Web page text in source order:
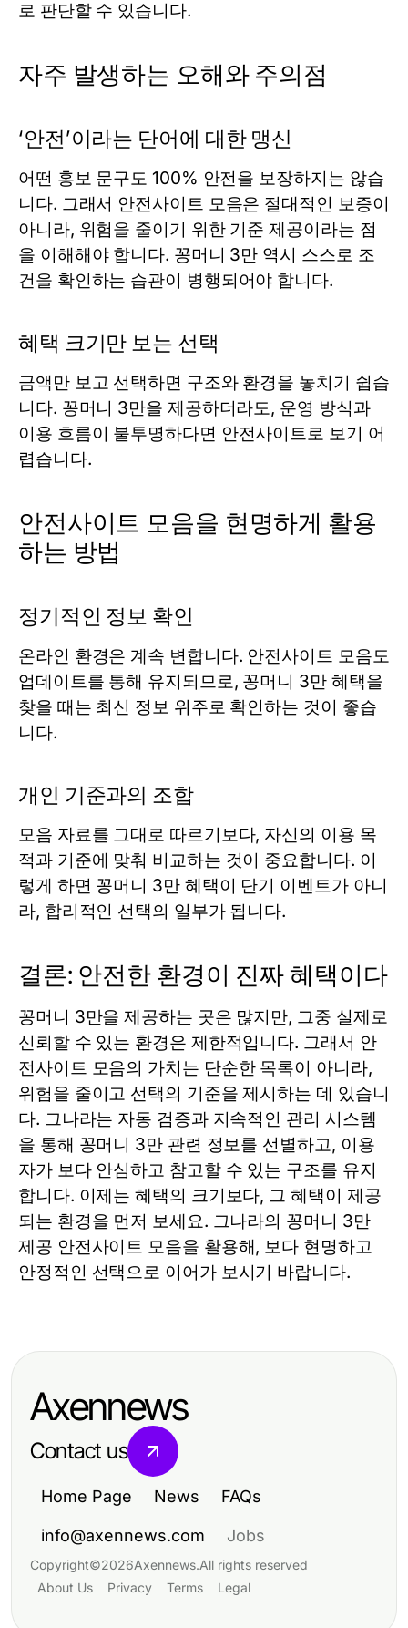
로 판단할 수 있습니다.
자주 발생하는 오해와 주의점
‘안전’이라는 단어에 대한 맹신
어떤 홍보 문구도 100% 안전을 보장하지는 않습
니다. 그래서 안전사이트 모음은 절대적인 보증이
아니라, 위험을 줄이기 위한 기준 제공이라는 점
을 이해해야 합니다. 꽁머니 3만 역시 스스로 조
건을 확인하는 습관이 병행되어야 합니다.
혜택 크기만 보는 선택
금액만 보고 선택하면 구조와 환경을 놓치기 쉽습
니다. 꽁머니 3만을 제공하더라도, 운영 방식과
이용 흐름이 불투명하다면 안전사이트로 보기 어
렵습니다.
안전사이트 모음을 현명하게 활용
하는 방법
정기적인 정보 확인
온라인 환경은 계속 변합니다. 안전사이트 모음도
업데이트를 통해 유지되므로, 꽁머니 3만 혜택을
찾을 때는 최신 정보 위주로 확인하는 것이 좋습
니다.
개인 기준과의 조합
모음 자료를 그대로 따르기보다, 자신의 이용 목
적과 기준에 맞춰 비교하는 것이 중요합니다. 이
렇게 하면 꽁머니 3만 혜택이 단기 이벤트가 아니
라, 합리적인 선택의 일부가 됩니다.
결론: 안전한 환경이 진짜 혜택이다
꽁머니 3만을 제공하는 곳은 많지만, 그중 실제로
신뢰할 수 있는 환경은 제한적입니다. 그래서 안
전사이트 모음의 가치는 단순한 목록이 아니라,
위험을 줄이고 선택의 기준을 제시하는 데 있습니
다. 그나라는 자동 검증과 지속적인 관리 시스템
을 통해 꽁머니 3만 관련 정보를 선별하고, 이용
자가 보다 안심하고 참고할 수 있는 구조를 유지
합니다. 이제는 혜택의 크기보다, 그 혜택이 제공
되는 환경을 먼저 보세요. 그나라의 꽁머니 3만
제공 안전사이트 모음을 활용해, 보다 현명하고
안정적인 선택으로 이어가 보시기 바랍니다.
Axennews
Contact us
Home Page News FAQs
info@axennews.com Jobs
Copyright©2026Axennews.All rights reserved
About Us
Privacy Terms Legal